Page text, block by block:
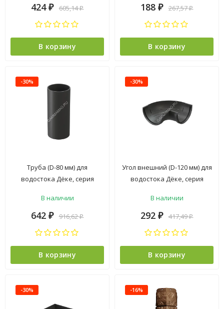
424 ₽ 605,14₽
В корзину
188 ₽ 267,57₽
В корзину
-30%
Труба (D-80 мм) для
водостока Дёке, серия
серый
В наличии
642 ₽ 916,62₽
В корзину
-30%
Угол внешний (D-120 мм) для
водостока Дёке, серия
серый
В наличии
292 ₽ 417,49₽
В корзину
-30% -16%